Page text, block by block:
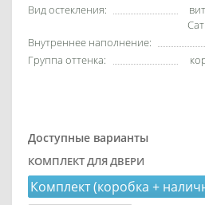
Вид остекления:
Внутреннее наполнение:
Группа оттенка:
Доступные варианты
КОМПЛЕКТ ДЛЯ ДВЕРИ
Комплект (коробка +